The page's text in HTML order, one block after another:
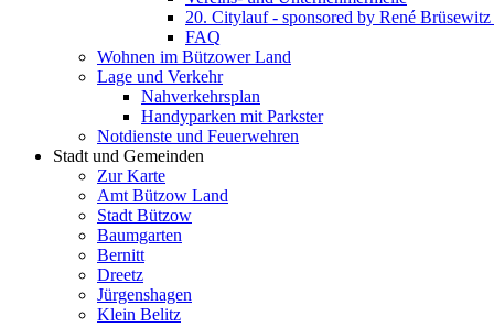
20. Citylauf - sponsored by René
FAQ
Wohnen im Bützower Land
Lage und Verkehr
Nahverkehrsplan
Handyparken mit Parkster
Notdienste und Feuerwehren
Stadt und Gemeinden
Zur Karte
Amt Bützow Land
Stadt Bützow
Baumgarten
Bernitt
Dreetz
Jürgenshagen
Klein Belitz